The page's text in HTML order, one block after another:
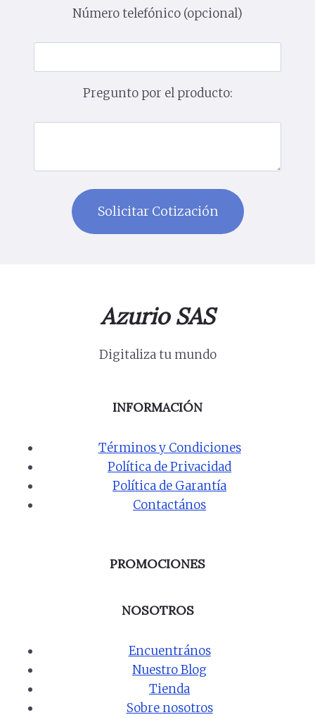
Número telefónico (opcional)
Pregunto por el producto:
Azurio SAS
Digitaliza tu mundo
INFORMACIÓN
Términos y Condiciones
Política de Privacidad
Política de Garantía
Contactános
PROMOCIONES
NOSOTROS
Encuentrános
Nuestro Blog
Tienda
Sobre nosotros